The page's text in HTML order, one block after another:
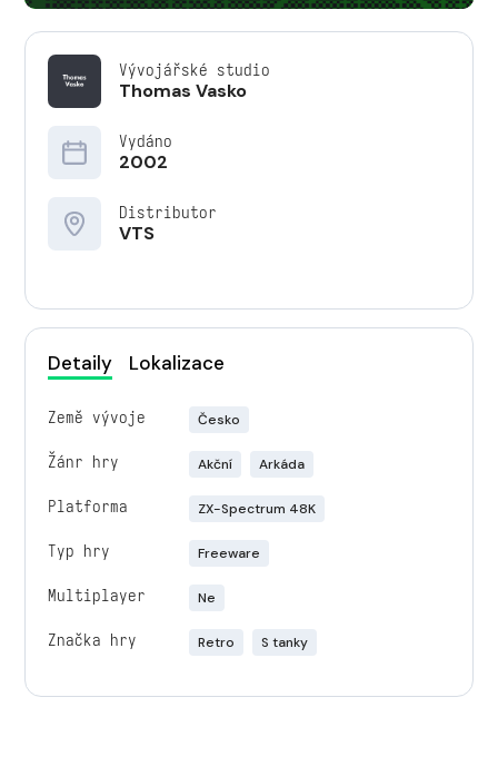
Vývojářské studio
Thomas Vasko
Vydáno
2002
Distributor
VTS
Detaily Lokalizace
Země vývoje Česko
Žánr hry Akční Arkáda
Platforma ZX-Spectrum 48K
Typ hry Freeware
Multiplayer Ne
Značka hry Retro S tanky